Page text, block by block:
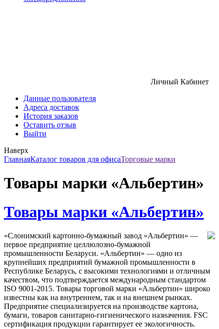
Личный Кабинет
Данные пользователя
Адреса доставок
История заказов
Оставить отзыв
Выйти
Наверх
ГлавнаяКаталог товаров для офисаТорговые марки
Товары марки «Альбертин»
Товары марки «Альбертин»
«Слонимский картонно-бумажный завод «Альбертин» —
первое предприятие целлюлозно-бумажной
промышленности Беларуси. «Альбертин» — одно из
крупнейших предприятий бумажной промышленности в
Республике Беларусь, с высокими технологиями и отличным
качеством, что подтверждается международным стандартом
ISO 9001-2015. Товары торговой марки «Альбертин» широко
известны как на внутреннем, так и на внешнем рынках.
Предприятие специализируется на производстве картона,
бумаги, товаров санитарно-гигиенического назначения. FSC
сертификация продукции гарантирует ее экологичность.